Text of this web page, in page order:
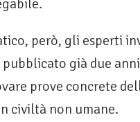
però, gli esperti
già due
prove concrete
civiltà non umane.